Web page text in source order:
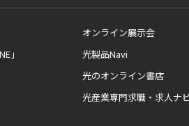
」
オンライン展示会
光製品Navi
光のオンライン書店
光産業専門求職・求人ナ